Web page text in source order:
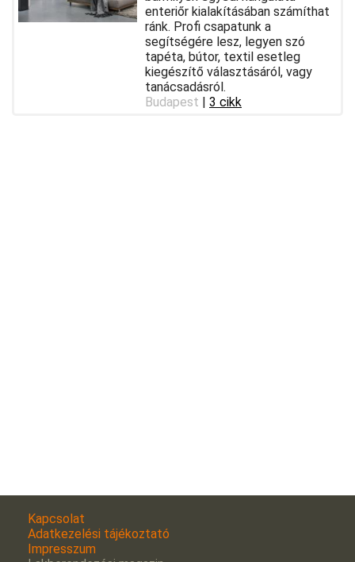
enteriőr kialakításában számíthat
ránk. Profi csapatunk a
segítségére lesz, legyen szó
tapéta, bútor, textil esetleg
kiegészítő választásáról, vagy
tanácsadásról.
Budapest | 3 cikk
Kapcsolat
Adatkezelési tájékoztató
Impresszum